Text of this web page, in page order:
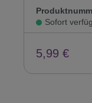
Sofort
5,99 €